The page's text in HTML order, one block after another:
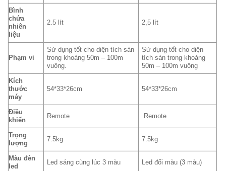
Bình
chứa
nhiên
liệu
2.5 lít 2,5 lít
Phạm vi
Sử dụng tốt cho diện tích sàn
trong khoảng 50m – 100m
vuông.
Sử dụng tốt cho diện
tích sàn trong khoảng
50m – 100m vuông
Kích
thước
máy
54*33*26cm 54*33*26cm
Điều
khiển
Remote Remote
Trọng
lượng
7.5kg 7.5kg
Màu đèn
led
Led sáng cùng lúc 3 màu Led đổi màu (3 màu)